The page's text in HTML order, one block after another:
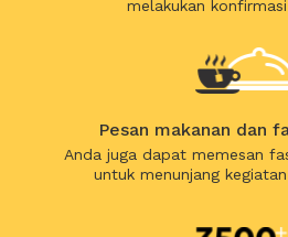
melakukan
Pesan makanan dan
Anda juga dapat memesan
untuk menunjang